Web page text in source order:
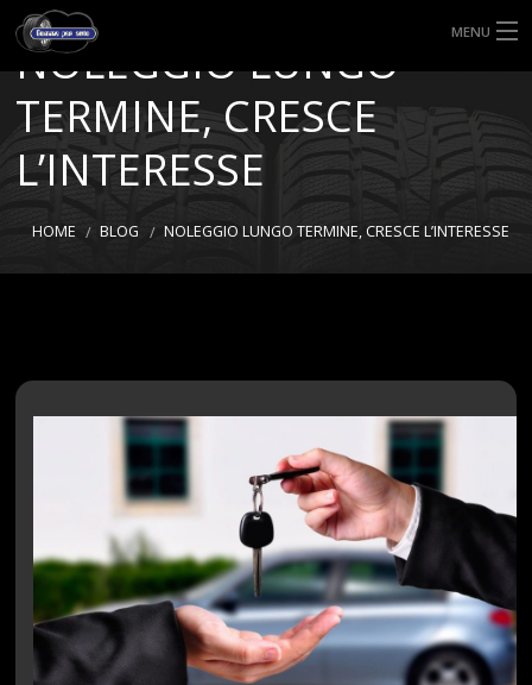
MENU
TIPI DI GOMME
NOLEGGIO LUNGO
TERMINE, CRESCE
L’INTERESSE
HOME BLOG NOLEGGIO LUNGO TERMINE, CRESCE L’INTERESSE